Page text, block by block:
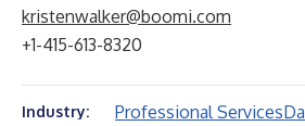
kristenwalker@boomi.com
+1-415-613-8320
Industry: Professional Services